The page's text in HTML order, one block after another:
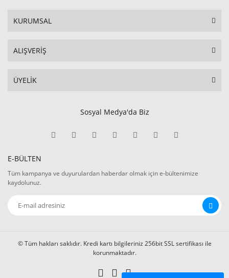
KURUMSAL
ALIŞVERİŞ
ÜYELİK
Sosyal Medya'da Biz
E-BÜLTEN
Tüm kampanya ve duyurulardan haberdar olmak için e-bültenimize
kaydolunuz.
© Tüm hakları saklıdır. Kredi kartı bilgileriniz 256bit SSL sertifikası ile
korunmaktadır.